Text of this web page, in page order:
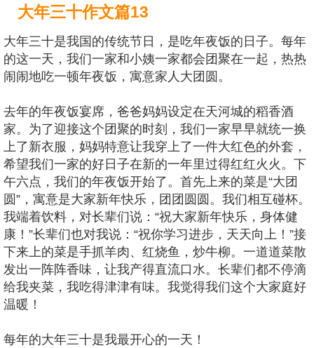
大年三十作文篇13
大年三十是我国的传统节日，是吃年夜饭的日子。每年
的这一天，我们一家和小姨一家都会团聚在一起，热热
闹闹地吃一顿年夜饭，寓意家人大团圆。
去年的年夜饭宴席，爸爸妈妈设定在天河城的稻香酒
家。为了迎接这个团聚的时刻，我们一家早早就统一换
上了新衣服，妈妈特意让我穿上了一件大红色的外套，
希望我们一家的好日子在新的一年里过得红红火火。下
午六点，我们的年夜饭开始了。首先上来的菜是“大团
圆”，寓意是大家新年快乐，团团圆圆。我们相互碰杯。
我端着饮料，对长辈们说：“祝大家新年快乐，身体健
康！”长辈们也对我说：“祝你学习进步，天天向上！”接
下来上的菜是手抓羊肉、红烧鱼，炒牛柳。一道道菜散
发出一阵阵香味，让我产得直流口水。长辈们都不停滴
给我夹菜，我吃得津津有味。我觉得我们这个大家庭好
温暖！
每年的大年三十是我最开心的一天！